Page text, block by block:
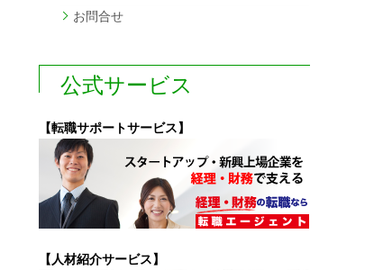
お問合せ
公式サービス
【転職サポートサービス】
【人材紹介サービス】